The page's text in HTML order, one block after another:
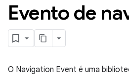
Evento de
O Navigation Event é uma